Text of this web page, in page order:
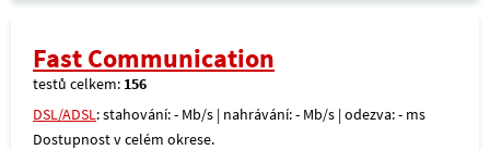
Fast Communication
testů celkem: 156
DSL/ADSL: stahování: - Mb/s | nahrávání: - Mb/s | odezva: - ms
Dostupnost v celém okrese.